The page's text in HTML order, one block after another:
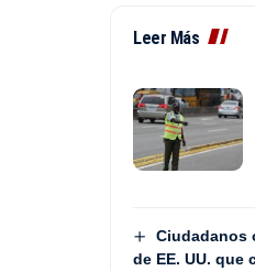
Leer Más
Ciudadanos
de EE. UU. que